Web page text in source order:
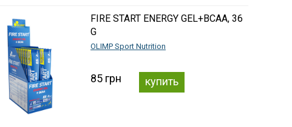
FIRE START ENERGY GEL+BCAA, 36
G
OLIMP Sport Nutrition
85 грн купить